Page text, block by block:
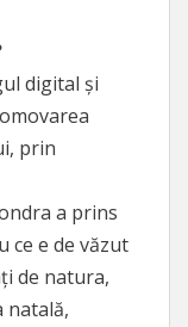
digital și
prin
a prins
ce e de văzut
de natura,
natală,